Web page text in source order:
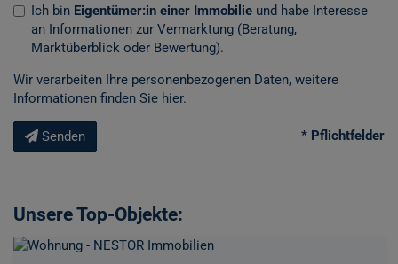
Ich bin Eigentümer:in einer Immobilie und habe Interesse
an Informationen zur Vermarktung (Beratung,
Marktüberblick oder Bewertung).
Wir verarbeiten Ihre personenbezogenen Daten, weitere
Informationen finden Sie hier.
Senden * Pflichtfelder
Unsere Top-Objekte: